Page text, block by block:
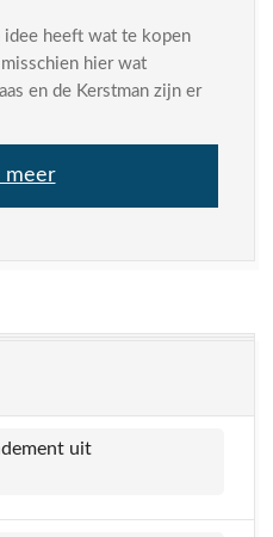
heeft wat te kopen
hier wat
en de Kerstman zijn er
meer
uit